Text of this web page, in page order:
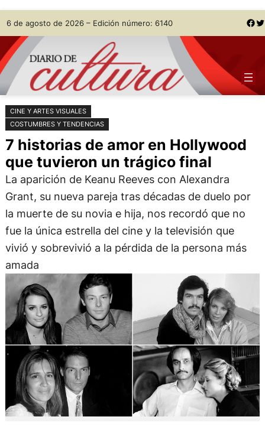
Saltar
al
contenido
Skip
to
content
6 de agosto de 2026 – Edición número: 6140 Facebook Twitter
CINE Y ARTES VISUALES
COSTUMBRES Y TENDENCIAS
7 historias de amor en Hollywood
que tuvieron un trágico final
La aparición de Keanu Reeves con Alexandra
Grant, su nueva pareja tras décadas de duelo por
la muerte de su novia e hija, nos recordó que no
fue la única estrella del cine y la televisión que
vivió y sobrevivió a la pérdida de la persona más
amada